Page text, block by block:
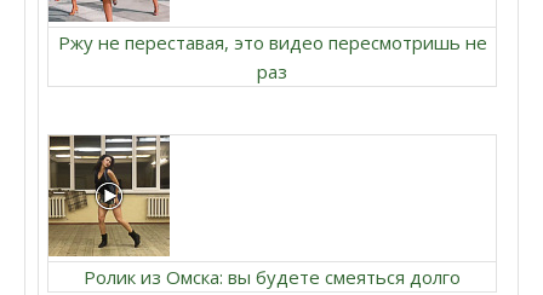
Ржу не переставая, это видео пересмотришь не
раз
Ролик из Омска: вы будете смеяться долго